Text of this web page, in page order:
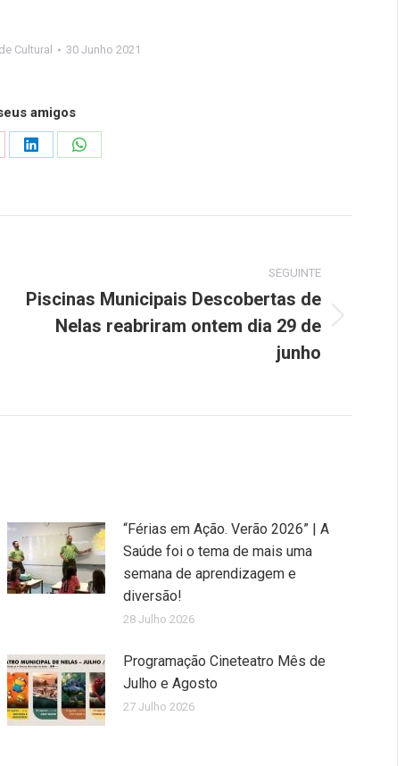
Cultural 30 Junho 2021
amigos
Share
Share
SEGUINTE
Piscinas Municipais Descobertas de
Nelas reabriram ontem dia 29 de
junho
“Férias em Ação. Verão 2026” | A
Saúde foi o tema de mais uma
semana de aprendizagem e
diversão!
28 Julho 2026
Programação Cineteatro Mês de
Julho e Agosto
27 Julho 2026